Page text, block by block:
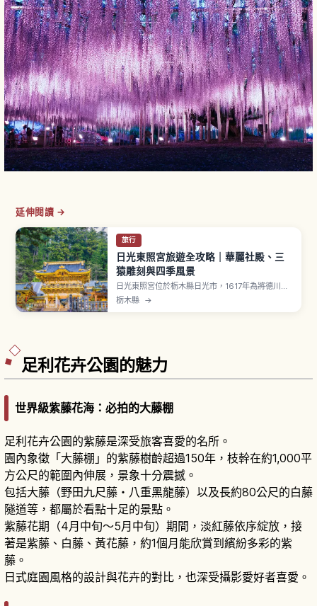
延伸閱讀 →
旅行
日光東照宮旅遊全攻略｜華麗社殿、三
猿雕刻與四季風景
日光東照宮位於栃木縣日光市，1617年為將德川家
康神格化為「東照大權現」並加以供奉而創建。第
三代家光「寬永大造替」進行大規模修建。登錄
栃木縣 →
足利花卉公園的魅力
世界級紫藤花海：必拍的大藤棚
足利花卉公園的紫藤是深受旅客喜愛的名所。
園內象徵「大藤棚」的紫藤樹齡超過150年，枝幹在約1,000平
方公尺的範圍內伸展，景象十分震撼。
包括大藤（野田九尺藤・八重黑龍藤）以及長約80公尺的白藤
隧道等，都屬於看點十足的景點。
紫藤花期（4月中旬〜5月中旬）期間，淡紅藤依序綻放，接
著是紫藤、白藤、黃花藤，約1個月能欣賞到繽紛多彩的紫
藤。
日式庭園風格的設計與花卉的對比，也深受攝影愛好者喜愛。